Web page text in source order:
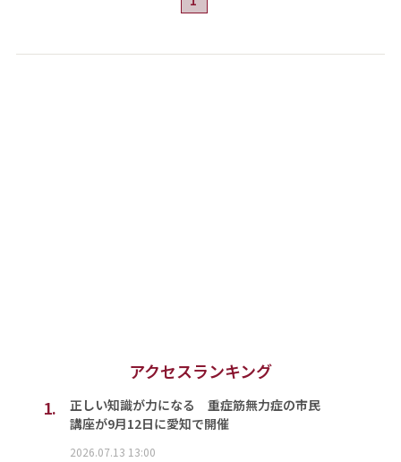
アクセスランキング
1.
正しい知識が力になる 重症筋無力症の市民
講座が9月12日に愛知で開催
2026.07.13 13:00